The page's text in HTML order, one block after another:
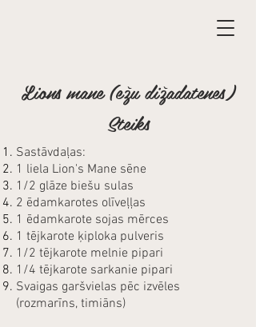
Lions mane (ežu dižadatenes)
Steiks
Sastāvdaļas:
1 liela Lion's Mane sēne
1/2 glāze biešu sulas
2 ēdamkarotes olīveļļas
1 ēdamkarote sojas mērces
1 tējkarote ķiploka pulveris
1/2 tējkarote melnie pipari
1/4 tējkarote sarkanie pipari
Svaigas garšvielas pēc izvēles
(rozmarīns, timiāns)